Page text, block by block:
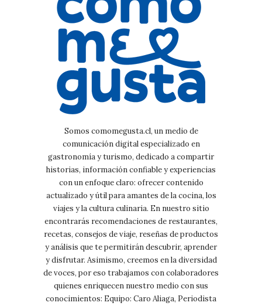
Somos comomegusta.cl, un medio de
comunicación digital especializado en
gastronomía y turismo, dedicado a compartir
historias, información confiable y experiencias
con un enfoque claro: ofrecer contenido
actualizado y útil para amantes de la cocina, los
viajes y la cultura culinaria. En nuestro sitio
encontrarás recomendaciones de restaurantes,
recetas, consejos de viaje, reseñas de productos
y análisis que te permitirán descubrir, aprender
y disfrutar. Asimismo, creemos en la diversidad
de voces, por eso trabajamos con colaboradores
quienes enriquecen nuestro medio con sus
conocimientos: Equipo: Caro Aliaga, Periodista